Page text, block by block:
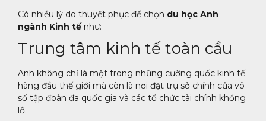
Có nhiều lý do thuyết phục để chọn du học Anh
ngành Kinh tếnhư:
Trung tâm kinh tế toàn cầu
Anh không chỉ là một trong những cường quốc kinh tế
hàng đầu thế giới mà còn là nơi đặt trụ sở chính của vô
số tập đoàn đa quốc gia và các tổ chức tài chính khổng
lồ.